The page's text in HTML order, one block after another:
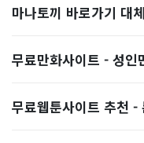
마나토끼 바로가기 대
무료만화사이트 - 성
무료웹툰사이트 추천 -